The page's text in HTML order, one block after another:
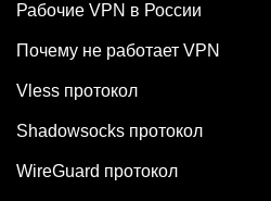
Рабочие VPN в России
Почему не работает VPN
Vless протокол
Shadowsocks протокол
WireGuard протокол